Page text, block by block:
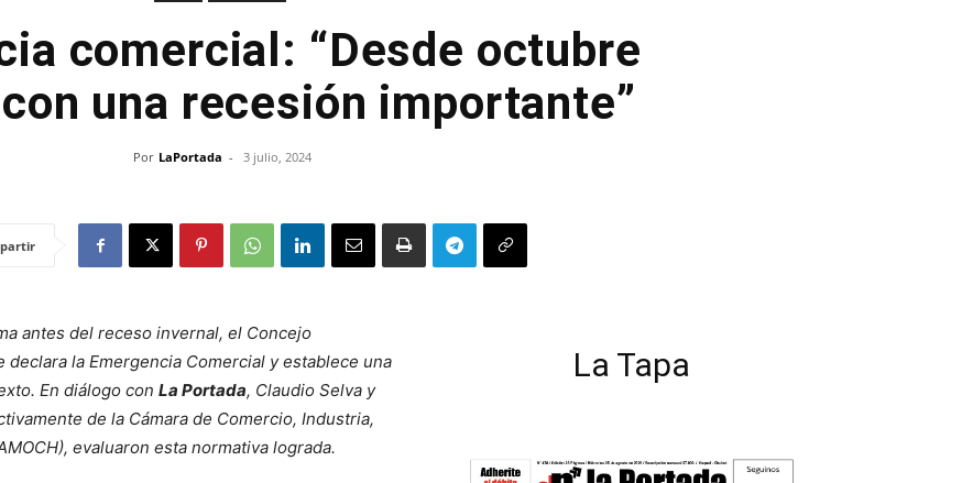
comercial: “Desde octubre
una recesión importante”
Por LaPortada - 3 julio, 2024
antes del receso invernal, el Concejo
la Emergencia Comercial y establece una
En diálogo con La Portada, Claudio Selva y
de la Cámara de Comercio, Industria,
evaluaron esta normativa lograda.
La Tapa